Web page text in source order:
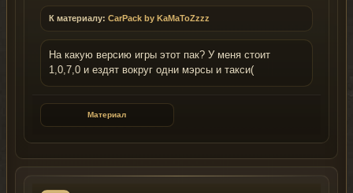
К материалу: CarPack by KaMaToZzzz
На какую версию игры этот пак? У меня стоит
1,0,7,0 и ездят вокруг одни мэрсы и такси(
Материал